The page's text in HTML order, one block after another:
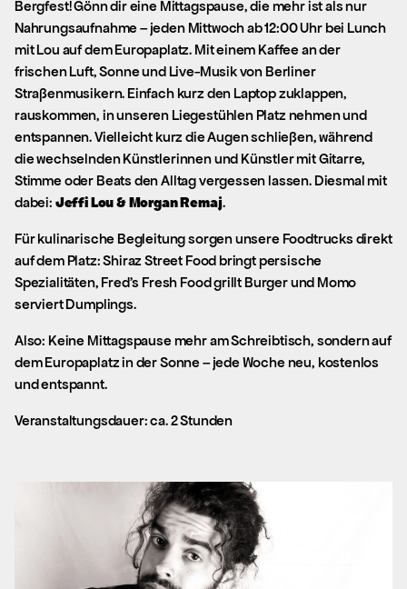
Bergfest! Gönn dir eine Mittagspause, die mehr ist als nur
Nahrungsaufnahme – jeden Mittwoch ab 12:00 Uhr bei Lunch
mit Lou auf dem Europaplatz. Mit einem Kaffee an der
frischen Luft, Sonne und Live-Musik von Berliner
Straßenmusikern. Einfach kurz den Laptop zuklappen,
rauskommen, in unseren Liegestühlen Platz nehmen und
entspannen. Vielleicht kurz die Augen schließen, während
die wechselnden Künstlerinnen und Künstler mit Gitarre,
Stimme oder Beats den Alltag vergessen lassen. Diesmal mit
dabei: Jeffi Lou & Morgan Remaj.
Für kulinarische Begleitung sorgen unsere Foodtrucks direkt
auf dem Platz: Shiraz Street Food bringt persische
Spezialitäten, Fred’s Fresh Food grillt Burger und Momo
serviert Dumplings.
Also: Keine Mittagspause mehr am Schreibtisch, sondern auf
dem Europaplatz in der Sonne – jede Woche neu, kostenlos
und entspannt.
Veranstaltungsdauer: ca. 2 Stunden